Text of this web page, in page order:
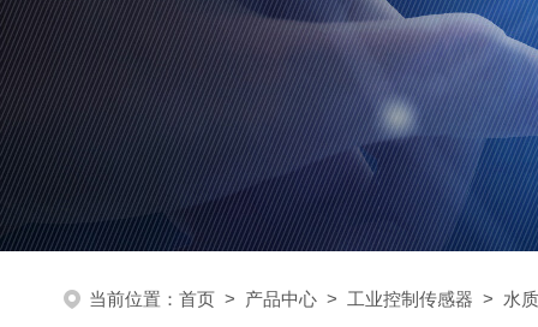
当前位置： 首页 > 产品中心 > 工业控制传感器 > 水